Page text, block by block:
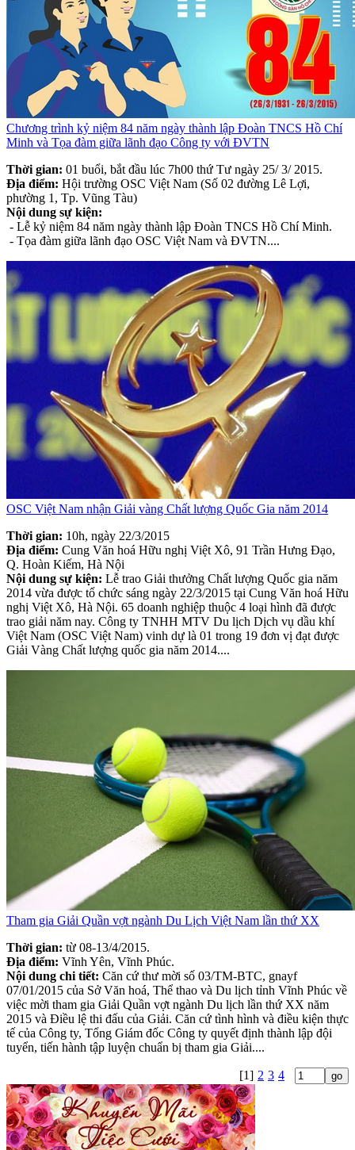
Chương trình kỷ niệm 84 năm ngày thành lập Đoàn TNCS Hồ Chí
Minh và Tọa đàm giữa lãnh đạo Công ty với ĐVTN
Thời gian: 01 buổi, bắt đầu lúc 7h00 thứ Tư ngày 25/ 3/ 2015.
Địa điểm: Hội trường OSC Việt Nam (Số 02 đường Lê Lợi,
phường 1, Tp. Vũng Tàu)
Nội dung sự kiện:
- Lễ kỷ niệm 84 năm ngày thành lập Đoàn TNCS Hồ Chí Minh.
- Tọa đàm giữa lãnh đạo OSC Việt Nam và ĐVTN....
OSC Việt Nam nhận Giải vàng Chất lượng Quốc Gia năm 2014
Thời gian: 10h, ngày 22/3/2015
Địa điểm: Cung Văn hoá Hữu nghị Việt Xô, 91 Trần Hưng Đạo,
Q. Hoàn Kiếm, Hà Nội
Nội dung sự kiện: Lễ trao Giải thưởng Chất lượng Quốc gia năm
2014 vừa được tổ chức sáng ngày 22/3/2015 tại Cung Văn hoá Hữu
nghị Việt Xô, Hà Nội. 65 doanh nghiệp thuộc 4 loại hình đã được
trao giải năm nay. Công ty TNHH MTV Du lịch Dịch vụ dầu khí
Việt Nam (OSC Việt Nam) vinh dự là 01 trong 19 đơn vị đạt được
Giải Vàng Chất lượng quốc gia năm 2014....
Tham gia Giải Quần vợt ngành Du Lịch Việt Nam lần thứ XX
Thời gian: từ 08-13/4/2015.
Địa điểm: Vĩnh Yên, Vĩnh Phúc.
Nội dung chi tiết: Căn cứ thư mời số 03/TM-BTC, gnayf
07/01/2015 của Sở Văn hoá, Thể thao và Du lịch tỉnh Vĩnh Phúc về
việc mời tham gia Giải Quần vợt ngành Du lịch lần thứ XX năm
2015 và Điều lệ thi đấu của Giải. Căn cứ tình hình và điều kiện thực
tế của Công ty, Tổng Giám đốc Công ty quyết định thành lập đội
tuyển, tiến hành tập luyện chuẩn bị tham gia Giải....
[1] 2 3 4